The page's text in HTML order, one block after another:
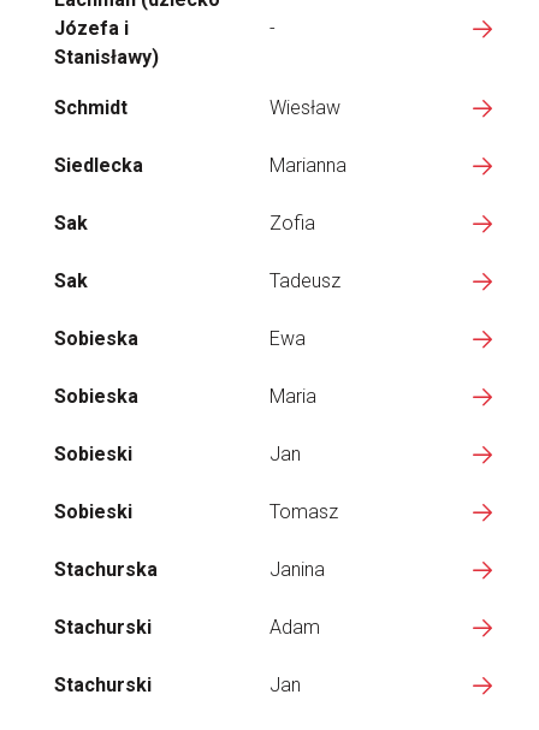
Józefa i
Stanisławy)
-
Schmidt Wiesław
Siedlecka Marianna
Sak Zofia
Sak Tadeusz
Sobieska Ewa
Sobieska Maria
Sobieski Jan
Sobieski Tomasz
Stachurska Janina
Stachurski Adam
Stachurski Jan